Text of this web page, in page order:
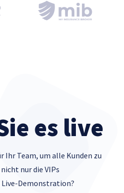
es live
Ihr Team, um alle Kunden zu
nur die VIPs
Demonstration?